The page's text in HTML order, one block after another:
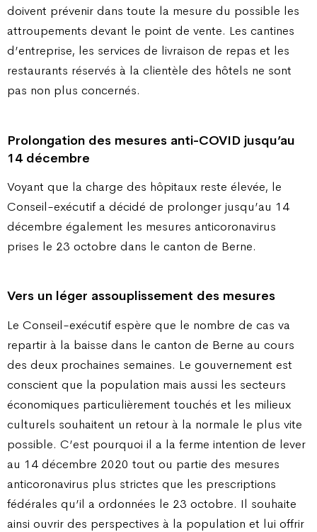
doivent prévenir dans toute la mesure du possible les
attroupements devant le point de vente. Les cantines
d’entreprise, les services de livraison de repas et les
restaurants réservés à la clientèle des hôtels ne sont
pas non plus concernés.
Prolongation des mesures anti-COVID jusqu’au
14 décembre
Voyant que la charge des hôpitaux reste élevée, le
Conseil-exécutif a décidé de prolonger jusqu’au 14
décembre également les mesures anticoronavirus
prises le 23 octobre dans le canton de Berne.
Vers un léger assouplissement des mesures
Le Conseil-exécutif espère que le nombre de cas va
repartir à la baisse dans le canton de Berne au cours
des deux prochaines semaines. Le gouvernement est
conscient que la population mais aussi les secteurs
économiques particulièrement touchés et les milieux
culturels souhaitent un retour à la normale le plus vite
possible. C’est pourquoi il a la ferme intention de lever
au 14 décembre 2020 tout ou partie des mesures
anticoronavirus plus strictes que les prescriptions
fédérales qu’il a ordonnées le 23 octobre. Il souhaite
ainsi ouvrir des perspectives à la population et lui offrir